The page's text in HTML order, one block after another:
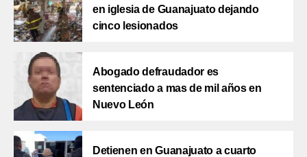
en iglesia de Guanajuato dejando
cinco lesionados
Abogado defraudador es
sentenciado a mas de mil años en
Nuevo León
Detienen en Guanajuato a cuarto